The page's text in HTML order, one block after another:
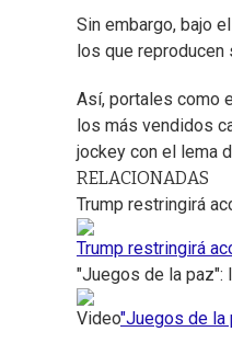
Sin embargo, bajo
los que
Así, portales como
los más vendidos
jockey con el lema
RELACIONADAS
Trump restringirá
Trump restringirá
"Juegos de la paz":
Video"Juegos de la